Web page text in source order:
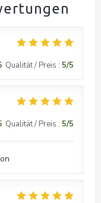
Qualität / Preis : 5/5
Qualität / Preis : 5/5